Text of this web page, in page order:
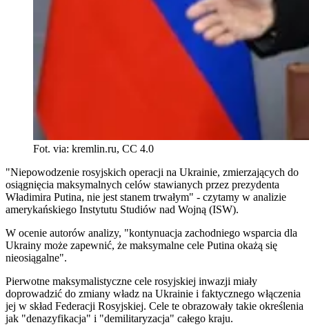
Fot. via: kremlin.ru, CC 4.0
"Niepowodzenie rosyjskich operacji na Ukrainie, zmierzających do
osiągnięcia maksymalnych celów stawianych przez prezydenta
Władimira Putina, nie jest stanem trwałym" - czytamy w analizie
amerykańskiego Instytutu Studiów nad Wojną (ISW).
W ocenie autorów analizy, "kontynuacja zachodniego wsparcia dla
Ukrainy może zapewnić, że maksymalne cele Putina okażą się
nieosiągalne".
Pierwotne maksymalistyczne cele rosyjskiej inwazji miały
doprowadzić do zmiany władz na Ukrainie i faktycznego włączenia
jej w skład Federacji Rosyjskiej. Cele te obrazowały takie określenia
jak "denazyfikacja" i "demilitaryzacja" całego kraju.